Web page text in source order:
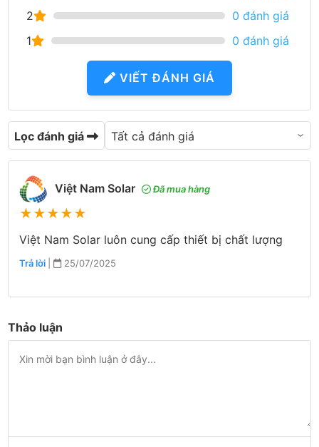
2
0 đánh giá
1
0 đánh giá
VIẾT ĐÁNH GIÁ
Lọc đánh giá
Việt Nam Solar Đã mua hàng
★★★★★
Việt Nam Solar luôn cung cấp thiết bị chất lượng
Trả lời | 25/07/2025
Thảo luận